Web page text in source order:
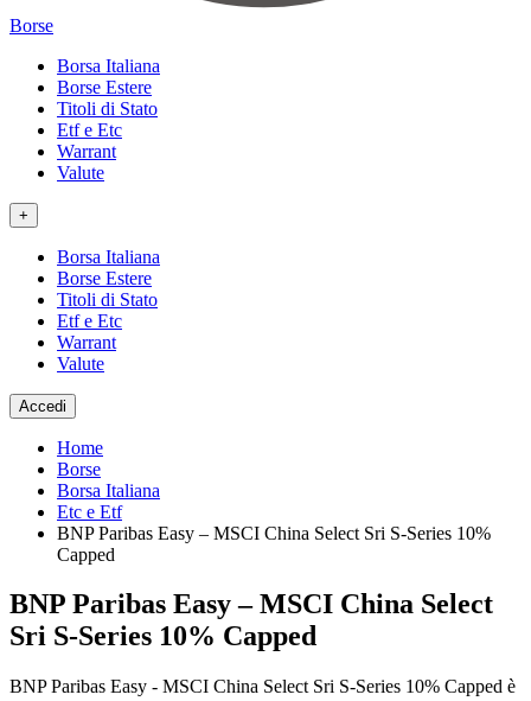
Borse
Borsa Italiana
Borse Estere
Titoli di Stato
Etf e Etc
Warrant
Valute
+
Borsa Italiana
Borse Estere
Titoli di Stato
Etf e Etc
Warrant
Valute
Accedi
Home
Borse
Borsa Italiana
Etc e Etf
BNP Paribas Easy – MSCI China Select Sri S-Series 10%
Capped
BNP Paribas Easy – MSCI China Select
Sri S-Series 10% Capped
BNP Paribas Easy - MSCI China Select Sri S-Series 10% Capped è